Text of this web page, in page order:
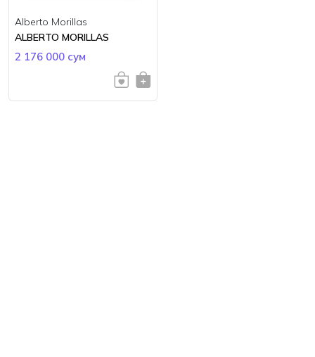
Alberto Morillas
ALBERTO MORILLAS
2 176 000 сум